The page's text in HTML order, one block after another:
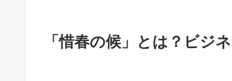
「惜春の候」とは？ビジ